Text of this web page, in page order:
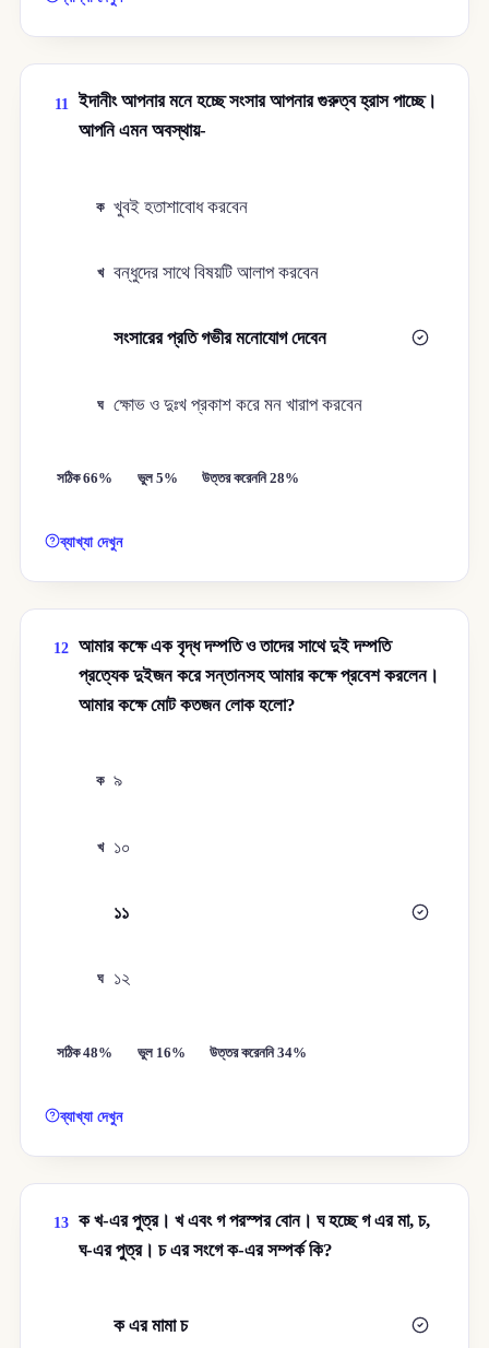
11
ইদানীং আপনার মনে হচ্ছে সংসার আপনার গুরুত্ব হ্রাস পাচ্ছে।
আপনি এমন অবস্থায়-
ক খুবই হতাশাবোধ করবেন
খ বন্ধুদের সাথে বিষয়টি আলাপ করবেন
সংসারের প্রতি গভীর মনোযোগ দেবেন
ঘ ক্ষোভ ও দুঃখ প্রকাশ করে মন খারাপ করবেন
সঠিক 66% ভুল 5% উত্তর করেননি 28%
ব্যাখ্যা দেখুন
12 আমার কক্ষে এক বৃদ্ধ দম্পতি ও তাদের সাথে দুই দম্পতি
প্রত্যেক দুইজন করে সন্তানসহ আমার কক্ষে প্রবেশ করলেন।
আমার কক্ষে মোট কতজন লোক হলো?
ক ৯
খ ১০
১১
ঘ ১২
সঠিক 48% ভুল 16% উত্তর করেননি 34%
ব্যাখ্যা দেখুন
13 ক খ-এর পুত্র। খ এবং গ পরস্পর বোন। ঘ হচ্ছে গ এর মা, চ,
ঘ-এর পুত্র। চ এর সংগে ক-এর সম্পর্ক কি?
ক এর মামা চ